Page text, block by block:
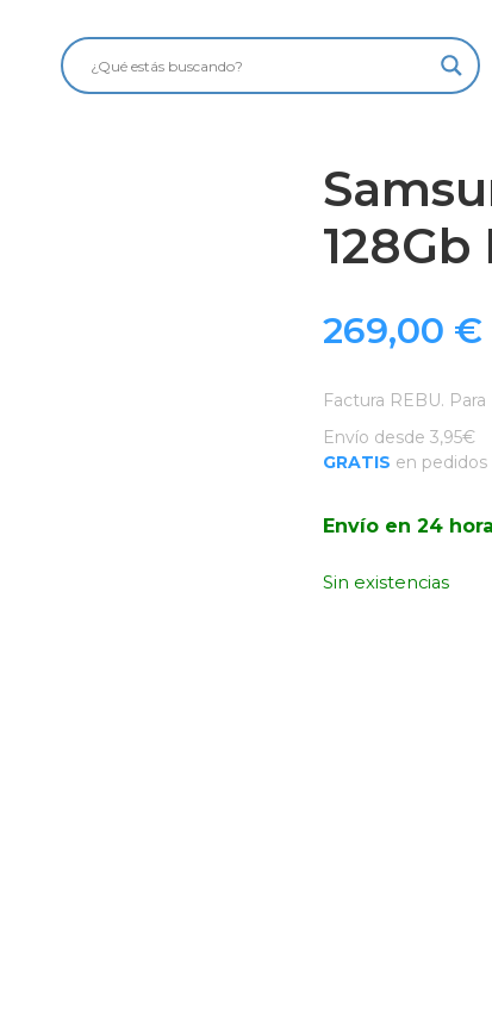
269,00 €
Factura REBU.
Envío desde 3,95€
GRATIS en
Envío en 24
Sin existencias